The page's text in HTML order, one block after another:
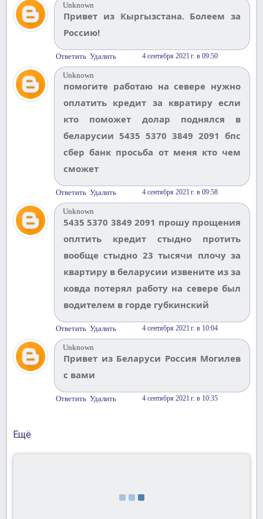
Unknown
4 сентября 2021 г. в 09:50
Привет из Кыргызстана. Болеем за
Россию!
Ответить Удалить
Unknown
4 сентября 2021 г. в 09:58
помогите работаю на севере нужно
оплатить кредит за квратиру если
кто поможет долар поднялся в
беларусии 5435 5370 3849 2091 бпс
сбер банк просьба от меня кто чем
сможет
Ответить Удалить
Unknown
4 сентября 2021 г. в 10:04
5435 5370 3849 2091 прошу прощения
оплтить кредит стыдно протить
вообще стыдно 23 тысячи плочу за
квартиру в беларусии извените из за
ковда потерял работу на севере был
водителем в горде губкинский
Ответить Удалить
Unknown
4 сентября 2021 г. в 10:35
Привет из Беларуси Россия Могилев
с вами
Ответить Удалить
Ещё